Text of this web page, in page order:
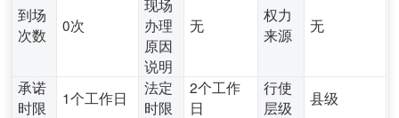
到场
次数
0次
现场
办理
原因
说明
无
权力
来源
无
承诺
时限
1个工作日
法定
时限
2个工作
日
行使
层级
县级